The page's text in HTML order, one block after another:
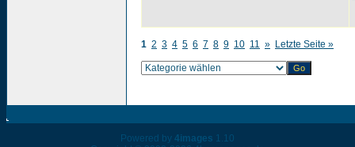
1 2 3 4 5 6 7 8 9 10 11 » Letzte Seite »
Powered by 4images 1.10